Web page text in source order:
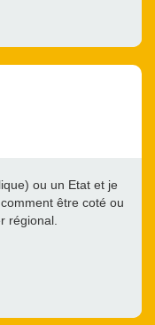
ou un Etat et je
être coté ou
régional.